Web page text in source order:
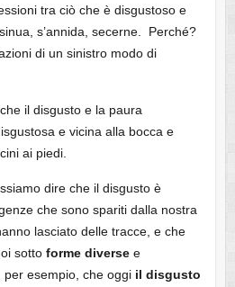
tra ciò che è disgustoso e
s’annida, secerne. Perché?
di un sinistro modo di
il disgusto e la paura
e vicina alla bocca e
ai piedi.
dire che il disgusto è
che sono spariti dalla nostra
lasciato delle tracce, e che
sotto forme diversee
esempio, che oggi il disgusto